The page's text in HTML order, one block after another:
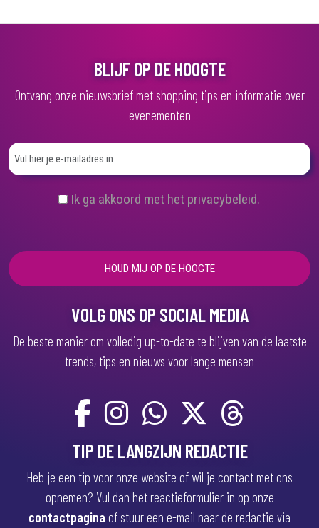
BLIJF OP DE HOOGTE
Ontvang onze nieuwsbrief met shopping tips en informatie over
evenementen
(
e
i
Ik ga akkoord met het privacybeleid.
VOLG ONS OP SOCIAL MEDIA
De beste manier om volledig up-to-date te blijven van de laatste
trends, tips en nieuws voor lange mensen
TIP DE LANGZIJN REDACTIE
Heb je een tip voor onze website of wil je contact met ons
opnemen? Vul dan het reactieformulier in op onze
contactpagina of stuur een e-mail naar de redactie via